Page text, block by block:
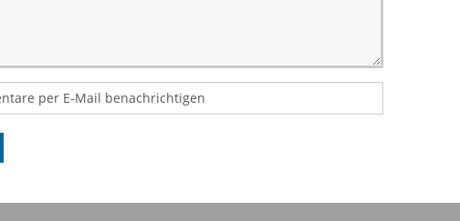
per E-Mail benachrichtigen